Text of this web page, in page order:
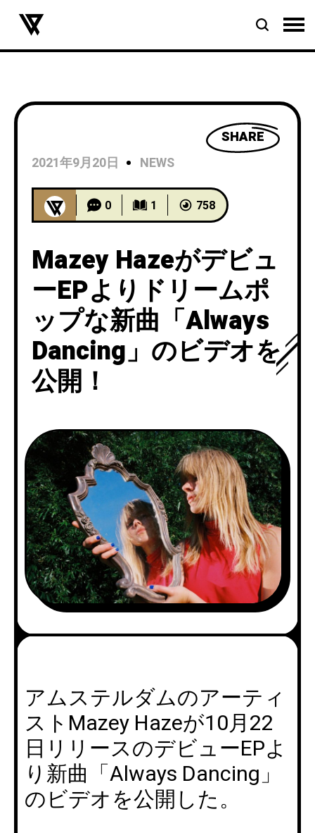
SHARE
2021年9月20日
NEWS
0 1 758
Mazey Hazeがデビュ
ーEPよりドリームポ
ップな新曲「Always
Dancing」のビデオを
公開！
アムステルダムのアーティ
ストMazey Hazeが10月22
日リリースのデビューEPよ
り新曲「Always Dancing」
のビデオを公開した。